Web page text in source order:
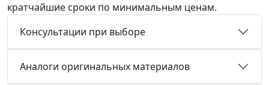
кратчайшие сроки по минимальным ценам.
Консультации при выборе
Аналоги оригинальных материалов